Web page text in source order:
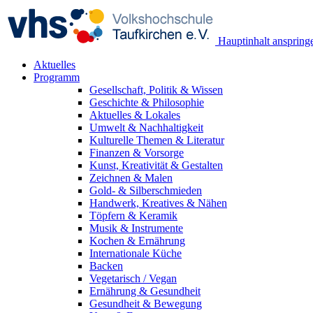
Hauptinhalt
Aktuelles
Programm
Gesellschaft, Politik & Wissen
Geschichte & Philosophie
Aktuelles & Lokales
Umwelt & Nachhaltigkeit
Kulturelle Themen & Literatur
Finanzen & Vorsorge
Kunst, Kreativität & Gestalten
Zeichnen & Malen
Gold- & Silberschmieden
Handwerk, Kreatives & Nähen
Töpfern & Keramik
Musik & Instrumente
Kochen & Ernährung
Internationale Küche
Backen
Vegetarisch / Vegan
Ernährung & Gesundheit
Gesundheit & Bewegung